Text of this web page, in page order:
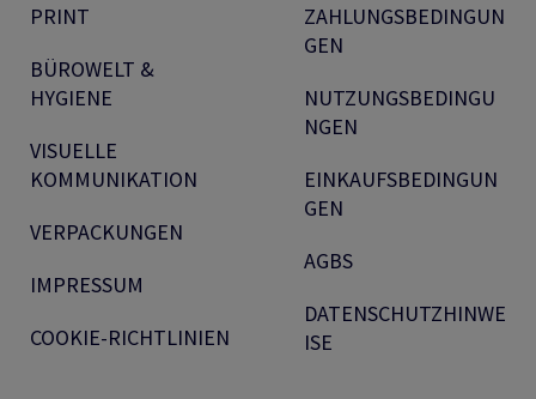
PRINT
BÜROWELT &
HYGIENE
VISUELLE
KOMMUNIKATION
VERPACKUNGEN
IMPRESSUM
COOKIE-RICHTLINIEN
ZAHLUNGSBEDINGUN
GEN
NUTZUNGSBEDINGU
NGEN
EINKAUFSBEDINGUN
GEN
AGBS
DATENSCHUTZHINWE
ISE